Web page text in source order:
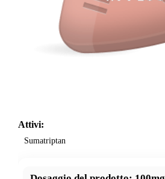
Attivi:
Sumatriptan